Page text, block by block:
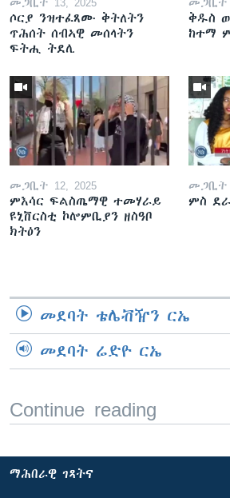
ሶርያ ንዝተፈጸሙ ቅትለትን
ጥሕሰት ሰብኣዊ መሰላትን
ፍትሒ ትደሊ
ቅዱስ
ከተማ
መጋቢት 12, 2025
ምእሳር ፍልስጤማዊ ተመሃራይ
ዩኒቨርስቲ ኮሎምቢያን ዘስዓቦ
ክትዕን
መጋቢት
ምስ
መደባት ቴሌቭዥን ርኤ
መደባት ሬድዮ ርኤ
Continue reading
ማሕበራዊ ገጻትና